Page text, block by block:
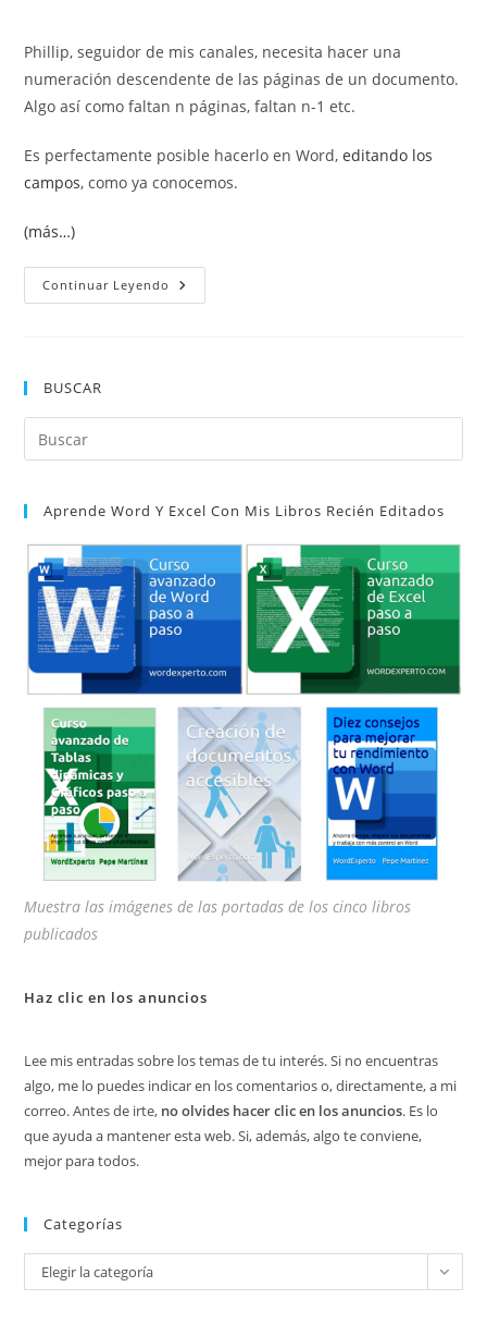
entrada:
Phillip, seguidor de mis canales, necesita hacer una
numeración descendente de las páginas de un documento.
Algo así como faltan n páginas, faltan n-1 etc.
Es perfectamente posible hacerlo en Word,editando los
campos, como ya conocemos.
(más…)
Continuar Leyendo Numeración
Descendente
BUSCAR
Aprende Word Y Excel Con Mis Libros Recién Editados
Muestra las imágenes de las portadas de los cinco libros
publicados
Haz clic en los anuncios
Lee mis entradas sobre los temas de tu interés. Si no encuentras
algo, me lo puedes indicar en los comentarios o, directamente, a mi
correo. Antes de irte, no olvides hacer clic en los anuncios. Es lo
que ayuda a mantener esta web. Si, además, algo te conviene,
mejor para todos.
Categorías
Categorías
Elegir la categoría